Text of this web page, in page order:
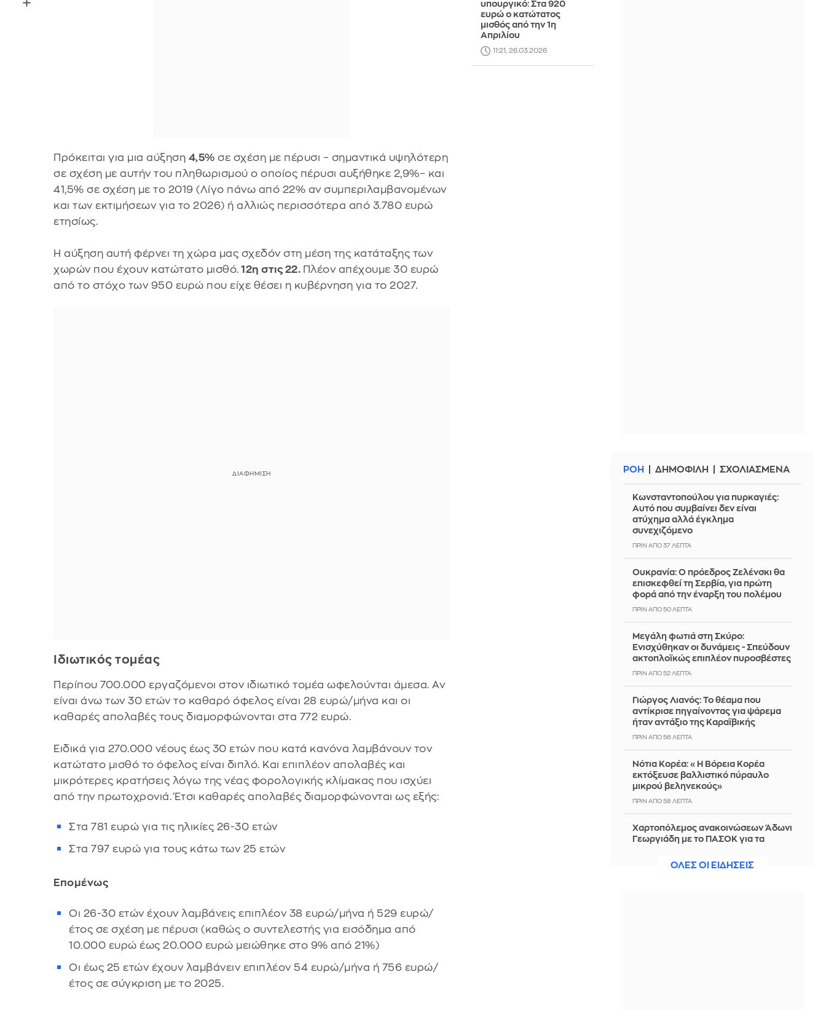
Πρόκειται για μια αύξηση 4,5% σε σχέση με πέρυσι – σημαντικά υψηλότερη
σε σχέση με αυτήν του πληθωρισμού ο οποίος πέρυσι αυξήθηκε 2,9%– και
41,5% σε σχέση με το 2019 (Λίγο πάνω από 22% αν συμπεριλαμβανομένων
και των εκτιμήσεων για το 2026) ή αλλιώς περισσότερα από 3.780 ευρώ
ετησίως.
Η αύξηση αυτή φέρνει τη χώρα μας σχεδόν στη μέση της κατάταξης των
χωρών που έχουν κατώτατο μισθό. 12η στις 22. Πλέον απέχουμε 30 ευρώ
από το στόχο των 950 ευρώ που είχε θέσει η κυβέρνηση για το 2027.
Ιδιωτικός τομέας
Περίπου 700.000 εργαζόμενοι στον ιδιωτικό τομέα ωφελούνται άμεσα. Αν
είναι άνω των 30 ετών το καθαρό όφελος είναι 28 ευρώ/μήνα και οι
καθαρές απολαβές τους διαμορφώνονται στα 772 ευρώ.
Ειδικά για 270.000 νέους έως 30 ετών που κατά κανόνα λαμβάνουν τον
κατώτατο μισθό το όφελος είναι διπλό. Και επιπλέον απολαβές και
μικρότερες κρατήσεις λόγω της νέας φορολογικής κλίμακας που ισχύει
από την πρωτοχρονιά. Έτσι καθαρές απολαβές διαμορφώνονται ως εξής:
Στα 781 ευρώ για τις ηλικίες 26-30 ετών
Στα 797 ευρώ για τους κάτω των 25 ετών
Επομένως
Οι 26-30 ετών έχουν λαμβάνεις επιπλέον 38 ευρώ/μήνα ή 529 ευρώ/
έτος σε σχέση με πέρυσι (καθώς ο συντελεστής για εισόδημα από
10.000 ευρώ έως 20.000 ευρώ μειώθηκε στο 9% από 21%)
Οι έως 25 ετών έχουν λαμβάνειν επιπλέον 54 ευρώ/μήνα ή 756 ευρώ/
έτος σε σύγκριση με το 2025.
υπουργικό: Στα 920
ευρώ ο κατώτατος
μισθός από την 1η
Απριλίου
11:21, 26.03.2026
ΡΟΗ ΔΗΜΟΦΙΛΗ ΣΧΟΛΙΑΣΜΕΝΑ
Κωνσταντοπούλου για πυρκαγιές:
Αυτό που συμβαίνει δεν είναι
ατύχημα αλλά έγκλημα
συνεχιζόμενο
ΠΡΙΝ ΑΠΌ 37 ΛΕΠΤΆ
Ουκρανία: Ο πρόεδρος Ζελένσκι θα
επισκεφθεί τη Σερβία, για πρώτη
φορά από την έναρξη του πολέμου
ΠΡΙΝ ΑΠΌ 50 ΛΕΠΤΆ
Μεγάλη φωτιά στη Σκύρο:
Ενισχύθηκαν οι δυνάμεις - Σπεύδουν
ακτοπλοϊκώς επιπλέον πυροσβέστες
ΠΡΙΝ ΑΠΌ 52 ΛΕΠΤΆ
Γιώργος Λιανός: Το θέαμα που
αντίκρισε πηγαίνοντας για ψάρεμα
ήταν αντάξιο της Καραϊβικής
ΠΡΙΝ ΑΠΌ 56 ΛΕΠΤΆ
Νότια Κορέα: «Η Βόρεια Κορέα
εκτόξευσε βαλλιστικό πύραυλο
μικρού βεληνεκούς»
ΠΡΙΝ ΑΠΌ 58 ΛΕΠΤΆ
Χαρτοπόλεμος ανακοινώσεων Άδωνι
Γεωργιάδη με το ΠΑΣΟΚ για τα
ΠΡΙΝ ΑΠΌ 58 ΛΕΠΤΆΟΛΕΣ ΟΙ ΕΙΔΗΣΕΙΣ